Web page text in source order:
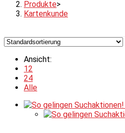
Produkte>
Kartenkunde
Ansicht:
12
24
Alle